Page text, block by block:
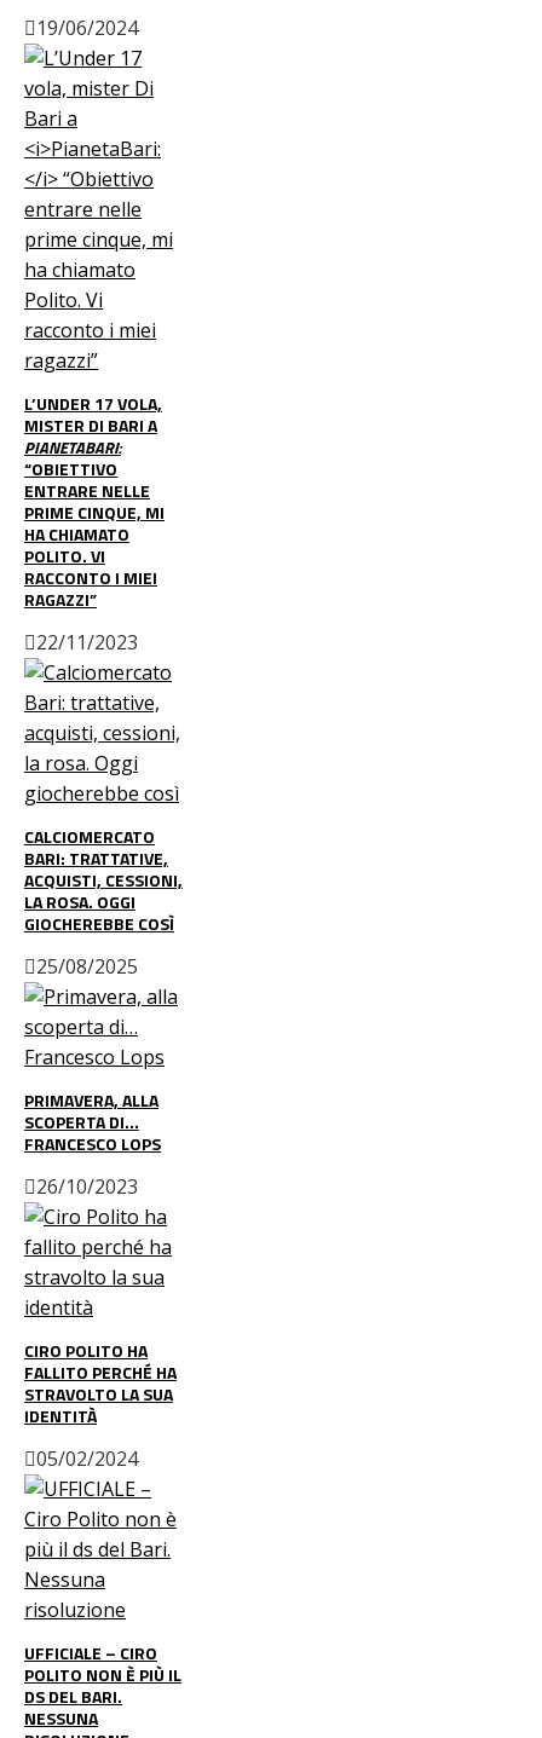
19/06/2024
L’UNDER 17 VOLA,
MISTER DI BARI A
PIANETABARI:
“OBIETTIVO
ENTRARE NELLE
PRIME CINQUE, MI
HA CHIAMATO
POLITO. VI
RACCONTO I MIEI
RAGAZZI”
22/11/2023
CALCIOMERCATO
BARI: TRATTATIVE,
ACQUISTI, CESSIONI,
LA ROSA. OGGI
GIOCHEREBBE COSÌ
25/08/2025
PRIMAVERA, ALLA
SCOPERTA DI…
FRANCESCO LOPS
26/10/2023
CIRO POLITO HA
FALLITO PERCHÉ HA
STRAVOLTO LA SUA
IDENTITÀ
05/02/2024
UFFICIALE – CIRO
POLITO NON È PIÙ IL
DS DEL BARI.
NESSUNA